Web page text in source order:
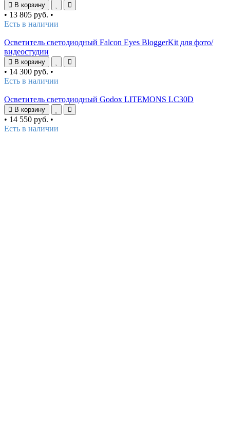
В корзину
• 13 805 руб. •
Есть в наличии
Осветитель светодиодный Falcon Eyes BloggerKit для фото/
видеостудии
В корзину
• 14 300 руб. •
Есть в наличии
Осветитель светодиодный Godox LITEMONS LC30D
В корзину
• 14 550 руб. •
Есть в наличии